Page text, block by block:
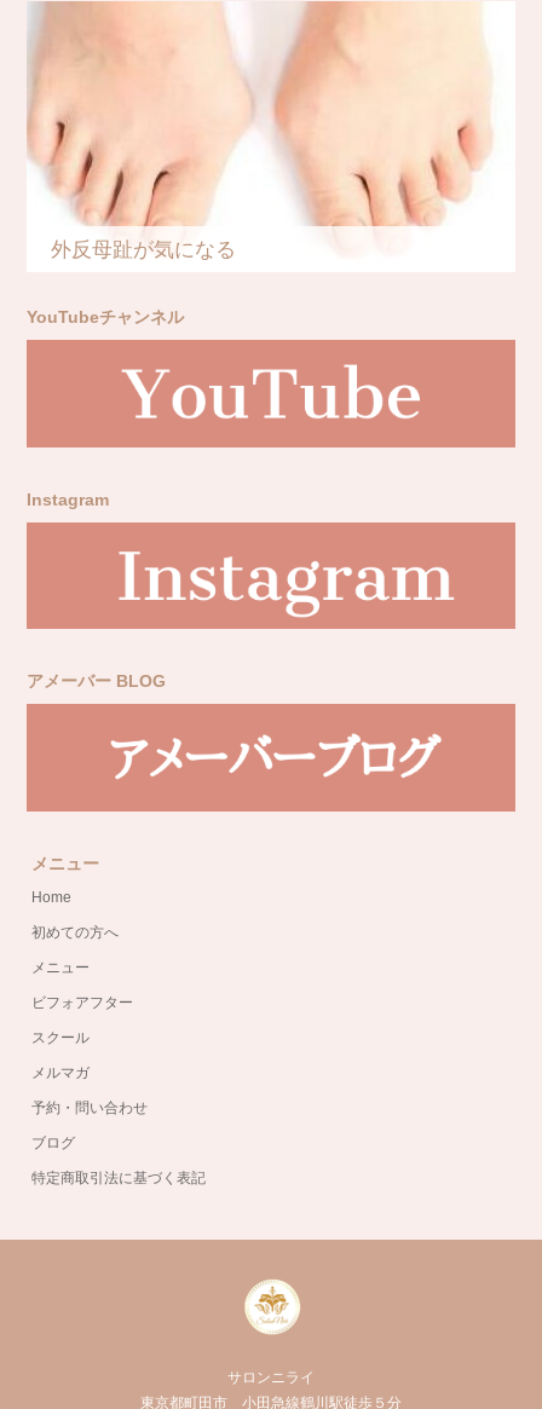
外反母趾が気になる
YouTubeチャンネル
Instagram
アメーバー BLOG
メニュー
Home
初めての方へ
メニュー
ビフォアフター
スクール
メルマガ
予約・問い合わせ
ブログ
特定商取引法に基づく表記
サロンニライ
東京都町田市 小田急線鶴川駅徒歩５分